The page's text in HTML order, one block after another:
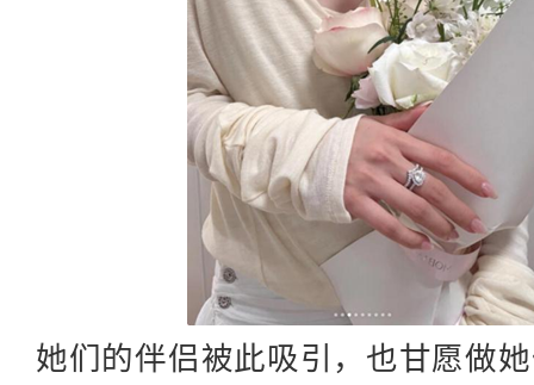
她们的伴侣被此吸引，也甘愿做